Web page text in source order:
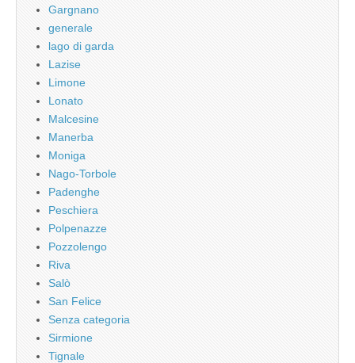
Gargnano
generale
lago di garda
Lazise
Limone
Lonato
Malcesine
Manerba
Moniga
Nago-Torbole
Padenghe
Peschiera
Polpenazze
Pozzolengo
Riva
Salò
San Felice
Senza categoria
Sirmione
Tignale